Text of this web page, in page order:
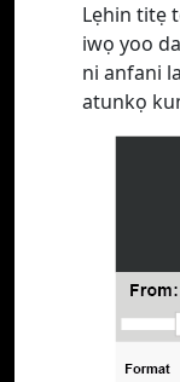
Lẹhin titẹ
iwọ yoo
ni anfani
atunkọ